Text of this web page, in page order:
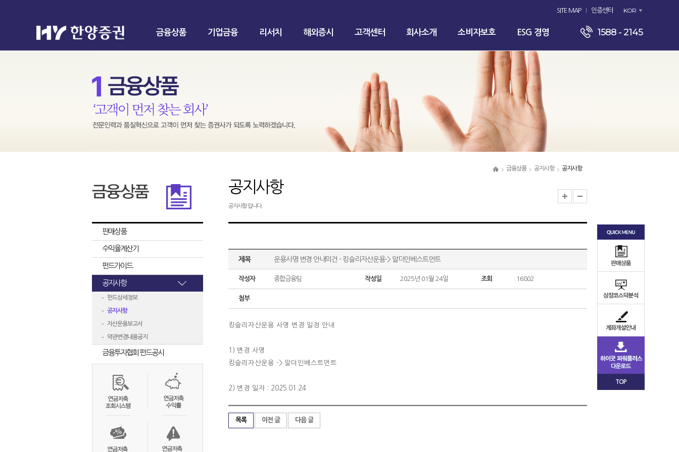
SITE MAP 인증센터 KOR
금융상품 기업금융 리서치 해외증시 고객센터 회사소개 소비자보호 ESG 경영 1588 - 2145
금융상품 공지사항 공지사항
판매상품
수익율계산기
펀드가이드
공지사항
펀드상세정보
공지사항
자산운용보고서
약관변경내용공지
금융투자협회 펀드공시
공지사항
공지사항 입니다.
제목 운용사명 변경 안내의건 - 킹슬리자산운용-> 알더인베스트먼트
작성자 종합금융팀 작성일 2025년 01월 24일 조회 16802
첨부
킹슬리자산운용 사명 변경 일정 안내
1) 변경 사명
킹슬리자산운용 -> 알더인베스트먼트
2) 변경 일자 : 2025.01.24
목록 이전 글 다음 글
TOP